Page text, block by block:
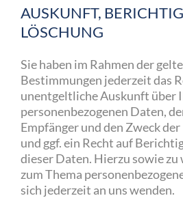
AUSKUNFT,
LÖSCHUNG
Sie haben im Rahmen der
Bestimmungen jederzeit das
unentgeltliche Auskunft über
personenbezogenen Daten,
Empfänger und den Zweck
und ggf. ein Recht auf
dieser Daten. Hierzu sowie zu
zum Thema
sich jederzeit an uns wenden.